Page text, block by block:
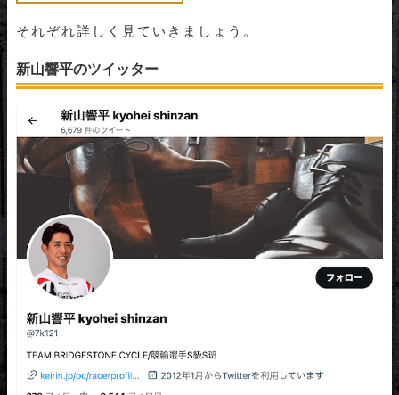
それぞれ詳しく見ていきましょう。
新山響平のツイッター